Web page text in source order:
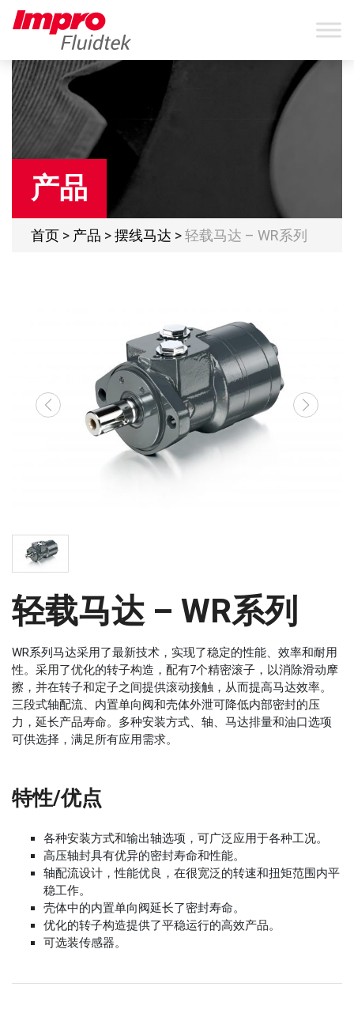
产品
首页 > 产品 >摆线马达 >轻载马达 – WR系列
轻载马达 – WR系列
WR系列马达采用了最新技术，实现了稳定的性能、效率和耐用
性。采用了优化的转子构造，配有7个精密滚子，以消除滑动摩
擦，并在转子和定子之间提供滚动接触，从而提高马达效率。
三段式轴配流、内置单向阀和壳体外泄可降低内部密封的压
力，延长产品寿命。多种安装方式、轴、马达排量和油口选项
可供选择，满足所有应用需求。
特性/优点
各种安装方式和输出轴选项，可广泛应用于各种工况。
高压轴封具有优异的密封寿命和性能。
轴配流设计，性能优良，在很宽泛的转速和扭矩范围内平
稳工作。
壳体中的内置单向阀延长了密封寿命。
优化的转子构造提供了平稳运行的高效产品。
可选装传感器。